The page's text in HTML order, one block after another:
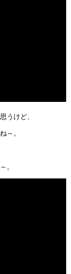
うけど、
～。
。